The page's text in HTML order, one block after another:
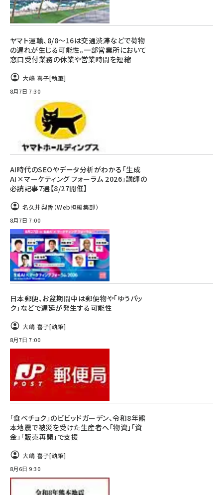
ヤマト運輸、8/8～16は交通渋滞などで荷物
の遅れが生じる可能性。一部営業所において
窓口受付業務の休業や営業時間を短縮
大嶋 喜子[執筆]
8月7日 7:30
AI時代のSEOやデータ分析がわかる「生成
AI×マーケティング フォーラム 2026」講師の
必読記事7選【8/27開催】
名久井梨香（Web担編集部）
8月7日 7:00
日本郵便、お盆期間中は郵便物や「ゆうパッ
ク」などで遅延が発生する可能性
大嶋 喜子[執筆]
8月7日 7:00
「食べチョク」のビビッドガーデン、令和8年熊
本地震で被災を受けた生産者へ「物資」「資
金」「販売再開」で支援
大嶋 喜子[執筆]
8月6日 9:30